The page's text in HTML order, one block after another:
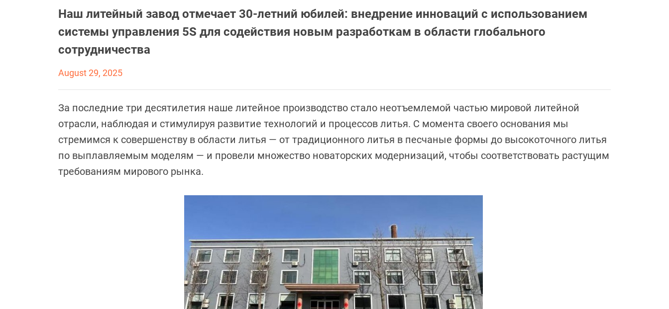
Наш литейный завод отмечает 30-летний юбилей: внедрение инноваций с использованием
системы управления 5S для содействия новым разработкам в области глобального
сотрудничества
August 29, 2025
За последние три десятилетия наше литейное производство стало неотъемлемой частью мировой литейной
отрасли, наблюдая и стимулируя развитие технологий и процессов литья. С момента своего основания мы
стремимся к совершенству в области литья — от традиционного литья в песчаные формы до высокоточного литья
по выплавляемым моделям — и провели множество новаторских модернизаций, чтобы соответствовать растущим
требованиям мирового рынка.